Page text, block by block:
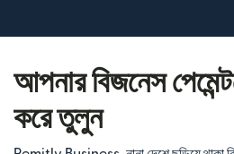
আপনার বিজনেস
করে তুলুন